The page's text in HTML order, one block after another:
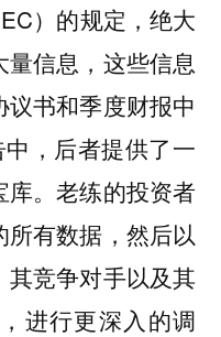
）的规定，绝大
信息，这些信息
书和季度财报中
，后者提供了一
。老练的投资者
有数据，然后以
竞争对手以及其
进行更深入的调